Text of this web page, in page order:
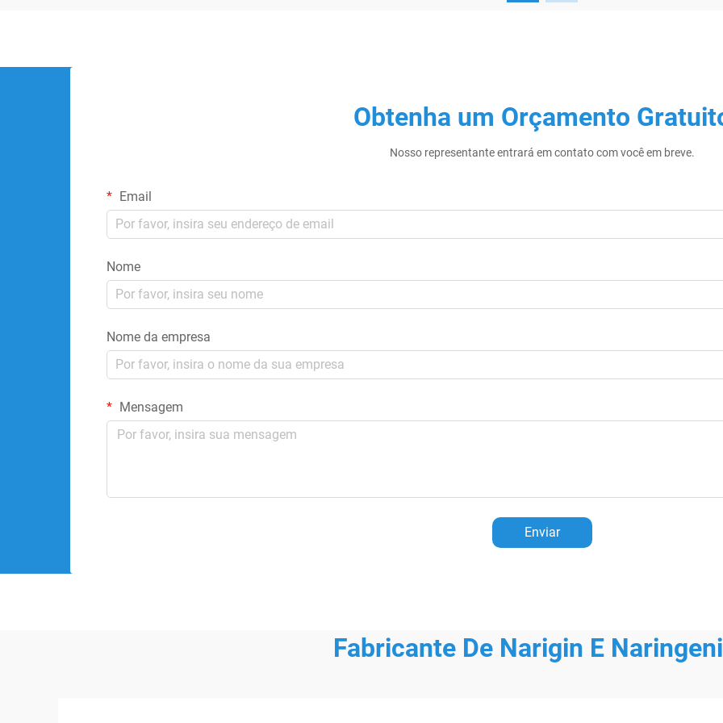
Obtenha um Orçamento
Nosso representante entrará em contato com você em breve.
Email
Nome
Nome da empresa
Mensagem
Enviar
Fabricante De Narigin E